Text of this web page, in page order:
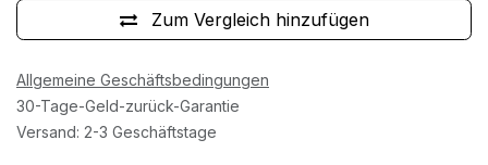
Zum Vergleich hinzufügen
Allgemeine Geschäftsbedingungen
30-Tage-Geld-zurück-Garantie
Versand: 2-3 Geschäftstage